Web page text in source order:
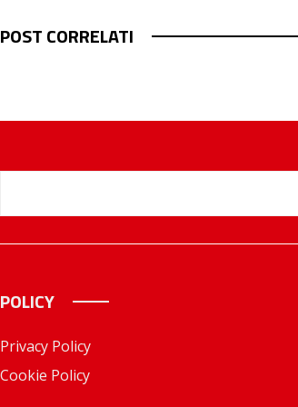
POST CORRELATI
POLICY
Privacy Policy
Cookie Policy